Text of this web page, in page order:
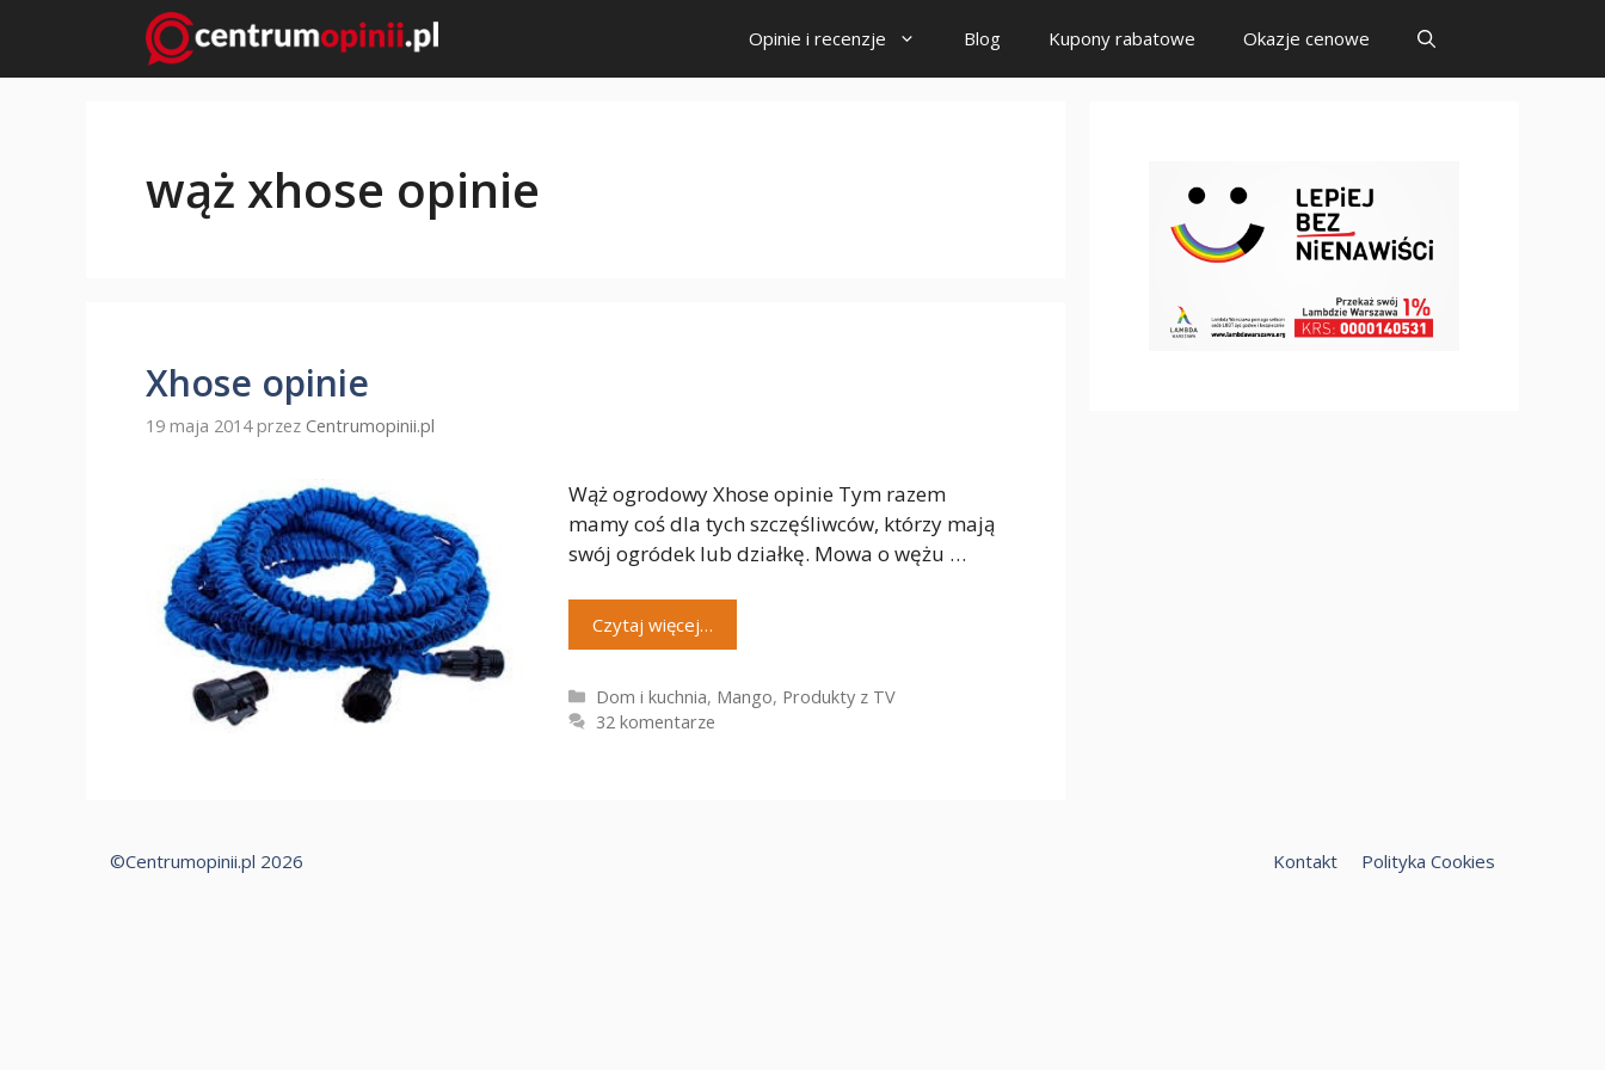
treści
Opinie i recenzje Blog Kupony rabatowe Okazje cenowe
wąż xhose opinie
Xhose opinie
19 maja 2014 przez Centrumopinii.pl
Wąż ogrodowy Xhose opinie Tym razem
mamy coś dla tych szczęśliwców, którzy mają
swój ogródek lub działkę. Mowa o wężu …
Czytaj więcej…
Kategorie
Dom i kuchnia, Mango, Produkty z TV
32 komentarze
Kontakt Polityka Cookies
©Centrumopinii.pl 2026